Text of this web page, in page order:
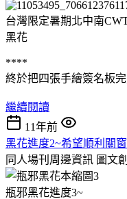
台灣限定暑期北中南
黑花
****
終於把四張手繪簽名板
繼續閱讀
11年前
黑花進度2~希望順利關
同人場刊周邊資訊 圖文
瓶邪黑花進度3~